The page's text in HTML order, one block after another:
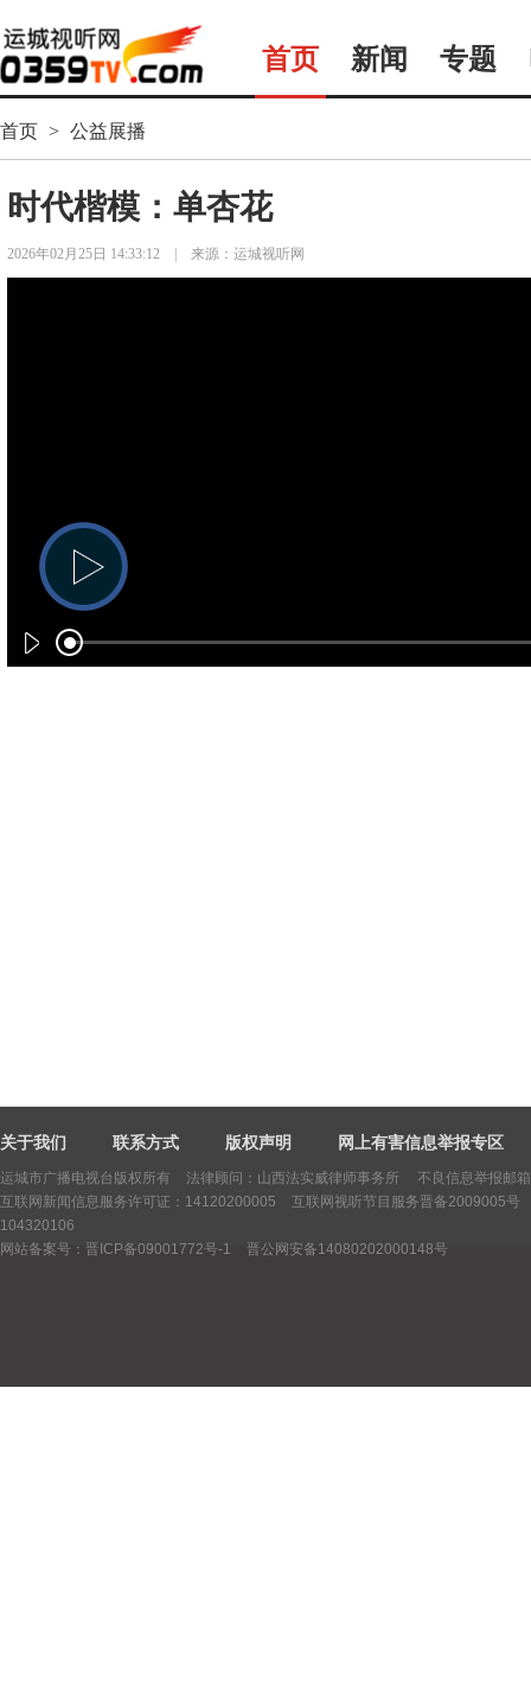
首页 新闻 专题
首页 > 公益展播
时代楷模：单杏花
2026年02月25日 14:33:12 来源：运城视听网
关于我们 联系方式 版权声明 网上有害信息举报专区
运城市广播电视台版权所有
法律顾问：山西法实威律师事务所 不良信息举报邮
互联网新闻信息服务许可证：14120200005
互联网视听节目服务晋备2009005号
104320106
网站备案号：晋ICP备09001772号-1
晋公网安备14080202000148号